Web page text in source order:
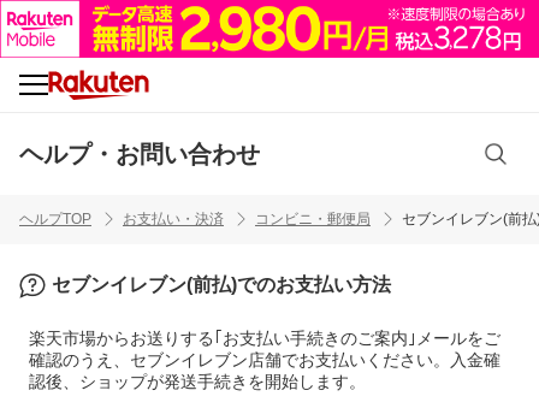
ヘルプ・お問い合わせ
ヘルプTOP お支払い・決済 コンビニ・郵便局 セブンイレブン(前
セブンイレブン(前払)でのお支払い方法
楽天市場からお送りする｢お支払い手続きのご案内｣メールをご
確認のうえ、セブンイレブン店舗でお支払いください。入金確
認後、ショップが発送手続きを開始します。